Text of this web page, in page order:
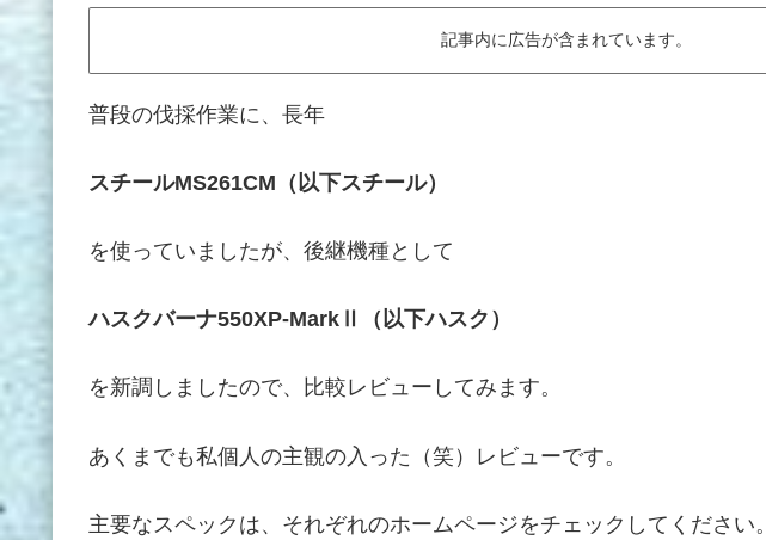
記事内に広告が含まれています。
普段の伐採作業に、長年
スチールMS261CM（以下スチール）
を使っていましたが、後継機種として
ハスクバーナ550XP-MarkⅡ（以下ハスク）
を新調しましたので、比較レビューしてみます。
あくまでも私個人の主観の入った（笑）レビューです。
主要なスペックは、それぞれのホームページをチェックしてください。